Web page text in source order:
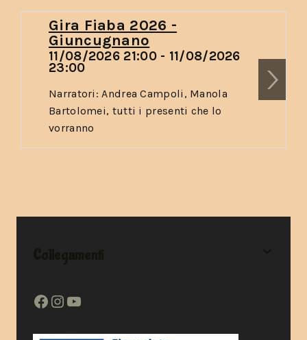
Gira Fiaba 2026 -
Giuncugnano
11/08/2026 21:00 - 11/08/2026
23:00
Narratori: Andrea Campoli, Manola
Bartolomei, tutti i presenti che lo
vorranno